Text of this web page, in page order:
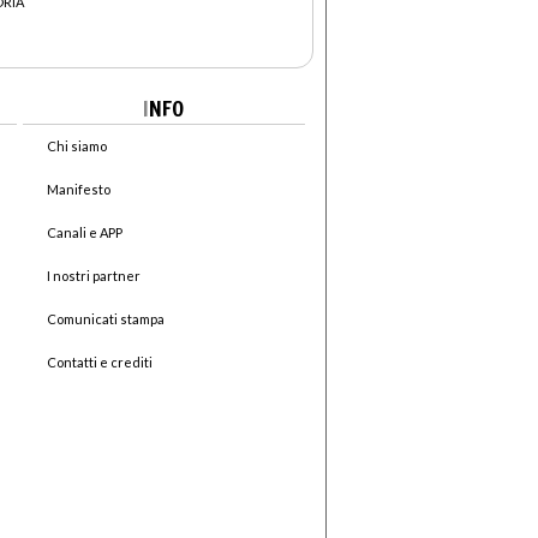
INFO
Chi siamo
Manifesto
Canali e APP
I nostri partner
Comunicati stampa
Contatti e crediti